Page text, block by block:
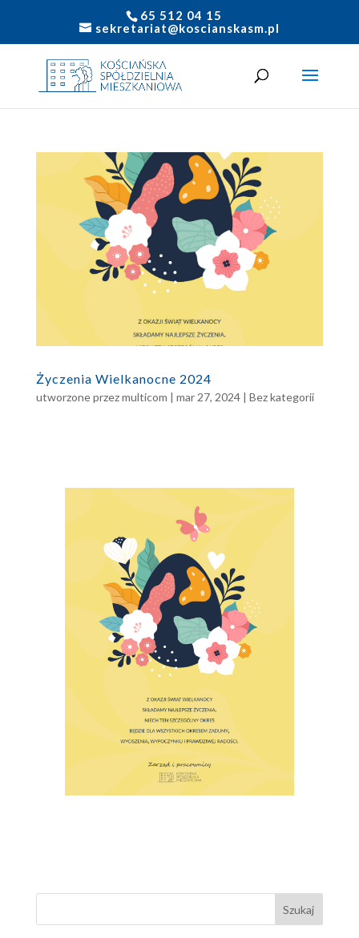
65 512 04 15
sekretariat@koscianskasm.pl
Życzenia Wielkanocne 2024
utworzone przezmulticom | mar 27, 2024| Bez kategorii